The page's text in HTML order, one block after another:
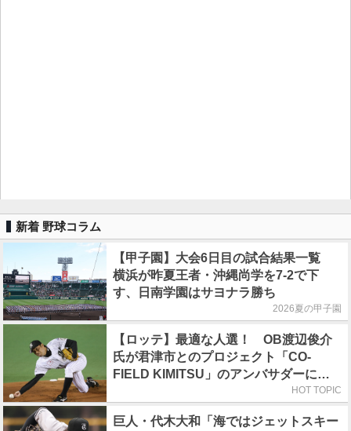
新着 野球コラム
【甲子園】大会6日目の試合結果一覧
横浜が昨夏王者・沖縄尚学を7-2で下
す、日南学園はサヨナラ勝ち
2026夏の甲子園
【ロッテ】最適な人選！ OB渡辺俊介
氏が君津市とのプロジェクト「CO-
FIELD KIMITSU」のアンバサダーに就
HOT TOPIC
巨人・代木大和「海ではジェットスキー